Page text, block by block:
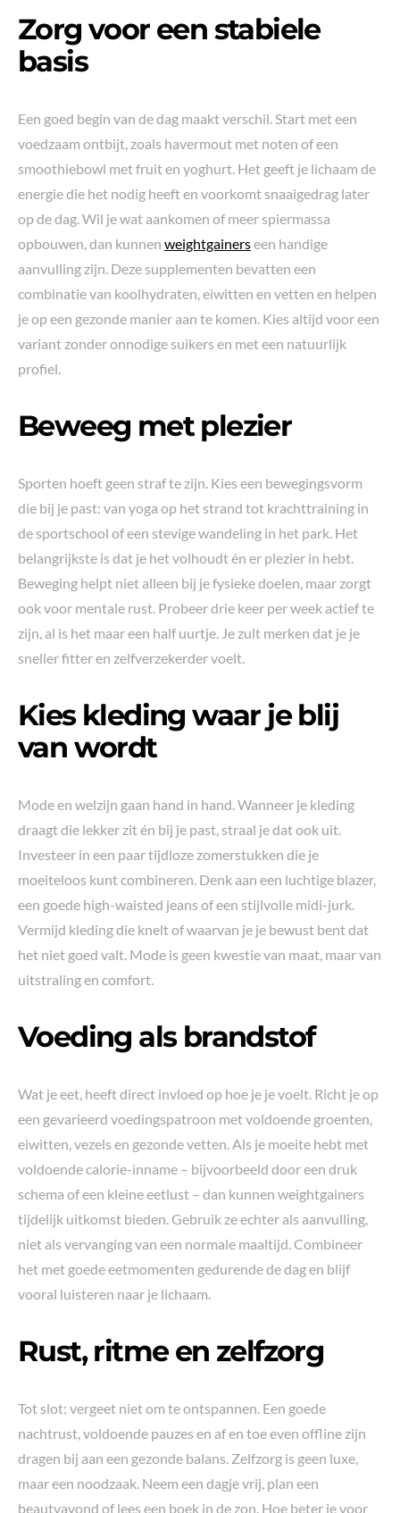
Zorg voor een stabiele
basis
Een goed begin van de dag maakt verschil. Start met een
voedzaam ontbijt, zoals havermout met noten of een
smoothiebowl met fruit en yoghurt. Het geeft je lichaam de
energie die het nodig heeft en voorkomt snaaigedrag later
op de dag. Wil je wat aankomen of meer spiermassa
opbouwen, dan kunnen weightgainerseen handige
aanvulling zijn. Deze supplementen bevatten een
combinatie van koolhydraten, eiwitten en vetten en helpen
je op een gezonde manier aan te komen. Kies altijd voor een
variant zonder onnodige suikers en met een natuurlijk
profiel.
Beweeg met plezier
Sporten hoeft geen straf te zijn. Kies een bewegingsvorm
die bij je past: van yoga op het strand tot krachttraining in
de sportschool of een stevige wandeling in het park. Het
belangrijkste is dat je het volhoudt én er plezier in hebt.
Beweging helpt niet alleen bij je fysieke doelen, maar zorgt
ook voor mentale rust. Probeer drie keer per week actief te
zijn, al is het maar een half uurtje. Je zult merken dat je je
sneller fitter en zelfverzekerder voelt.
Kies kleding waar je blij
van wordt
Mode en welzijn gaan hand in hand. Wanneer je kleding
draagt die lekker zit én bij je past, straal je dat ook uit.
Investeer in een paar tijdloze zomerstukken die je
moeiteloos kunt combineren. Denk aan een luchtige blazer,
een goede high-waisted jeans of een stijlvolle midi-jurk.
Vermijd kleding die knelt of waarvan je je bewust bent dat
het niet goed valt. Mode is geen kwestie van maat, maar van
uitstraling en comfort.
Voeding als brandstof
Wat je eet, heeft direct invloed op hoe je je voelt. Richt je op
een gevarieerd voedingspatroon met voldoende groenten,
eiwitten, vezels en gezonde vetten. Als je moeite hebt met
voldoende calorie-inname – bijvoorbeeld door een druk
schema of een kleine eetlust – dan kunnen weightgainers
tijdelijk uitkomst bieden. Gebruik ze echter als aanvulling,
niet als vervanging van een normale maaltijd. Combineer
het met goede eetmomenten gedurende de dag en blijf
vooral luisteren naar je lichaam.
Rust, ritme en zelfzorg
Tot slot: vergeet niet om te ontspannen. Een goede
nachtrust, voldoende pauzes en af en toe even offline zijn
dragen bij aan een gezonde balans. Zelfzorg is geen luxe,
maar een noodzaak. Neem een dagje vrij, plan een
beautyavond of lees een boek in de zon. Hoe beter je voor